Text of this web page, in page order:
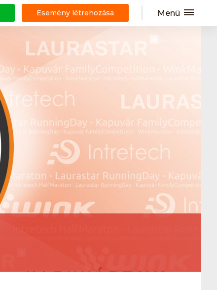
Esemény létrehozása Menü